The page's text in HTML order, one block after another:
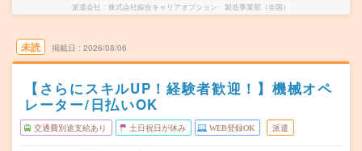
派遣会社 株式会社綜合キャリアオプション 製造事業部（全国）
未読 掲載日 2026/08/06
【さらにスキルUP！経験者歓迎！】機械オペ
レーター/日払いOK
交通費別途支給あり 土日祝日が休み WEB登録OK 派遣